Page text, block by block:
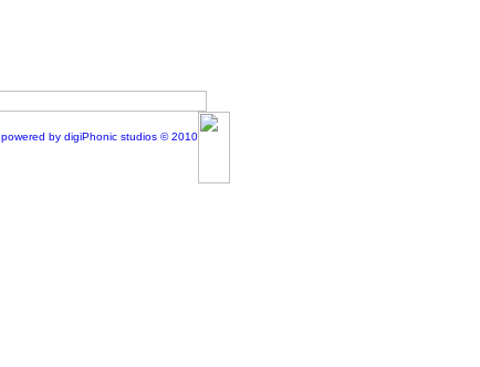
powered by digiPhonic studios © 2010